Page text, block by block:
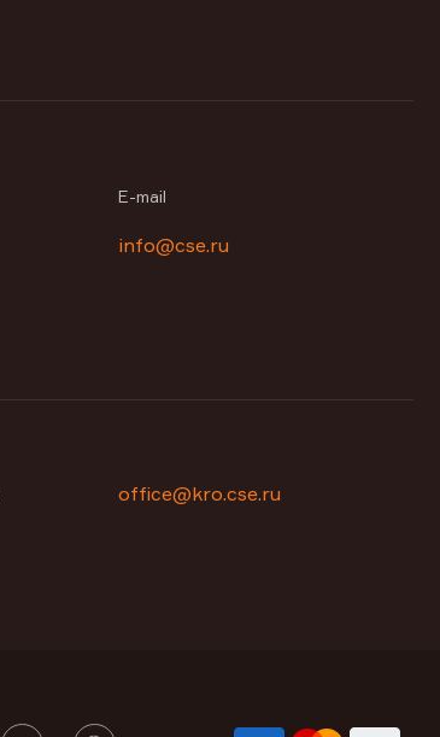
E-mail
info@cse.ru
office@kro.cse.ru